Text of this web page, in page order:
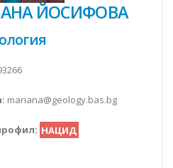
ЙОСИФОВА
mariana@geology.bas.bg
НАЦИД